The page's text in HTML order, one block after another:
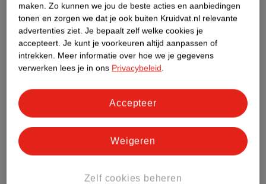
Nature Impact Score
Dit product heeft (nog) geen Nature
Impact Score.
Meer informatie
Bestel & Bezorginformatie
Bekijk ook
maken. Zo kunnen we jou de beste acties en aanbiedingen
tonen en zorgen we dat je ook buiten Kruidvat.nl relevante
advertenties ziet. Je bepaalt zelf welke cookies je
accepteert. Je kunt je voorkeuren altijd aanpassen of
intrekken. Meer informatie over hoe we je gegevens
verwerken lees je in ons Privacybeleid.
Zelf cookies beheren
Weigeren
Accepteer